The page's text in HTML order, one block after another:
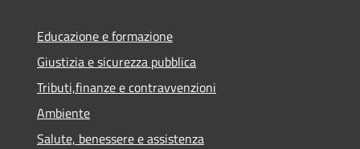
Educazione e formazione
Giustizia e sicurezza pubblica
Tributi,finanze e contravvenzioni
Ambiente
Salute, benessere e assistenza